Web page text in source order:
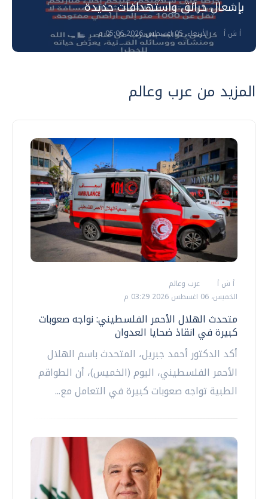
بإشعال حرائق واستهدافات جديدة
أ ش أ الأربعاء، 05 اغسطس 2026 05:06 م
المزيد من عرب وعالم
أ ش أ
عرب وعالم
الخميس، 06 اغسطس 2026 03:29 م
متحدث الهلال الأحمر الفلسطيني: نواجه صعوبات
كبيرة في انقاذ ضحايا العدوان
أكد الدكتور أحمد جبريل، المتحدث باسم الهلال
الأحمر الفلسطيني، اليوم (الخميس)، أن الطواقم
الطبية تواجه صعوبات كبيرة في التعامل مع...